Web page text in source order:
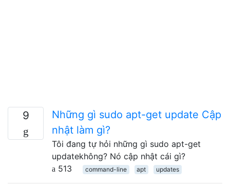
9
Những gì sudo apt-get update Cập
nhật làm gì?
Tôi đang tự hỏi những gì sudo apt-get
updatekhông? Nó cập nhật cái gì?
513
command-line apt updates